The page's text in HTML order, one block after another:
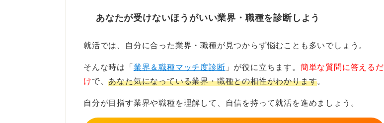
も、業界でのシェアや認知度が高ければ「大手企業」と位置付けられることがあ
いう企業もあるのです。
質問者さんが書いている「福利厚生や福利厚生がしっかりしている」というのは
「大企業」の方の話になりますね。
そしてベンチャー企業についてですが、これにも明確な基準があるわけではあり
あなたが受けないほうがいい業界・職種を診断しよう
就活では、自分に合った業界・職種が見つからず悩むことも多いでしょう。
そんな時は「 業界＆職種マッチ度診断 」が役に立ちます。 簡単な質問に答えるだ
けで、あなた気になっている業界・職種との相性がわかります。
自分が目指す業界や職種を理解して、自信を持って就活を進めましょう。